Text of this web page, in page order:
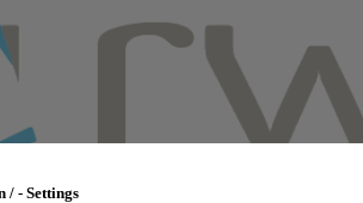
/ - Settings